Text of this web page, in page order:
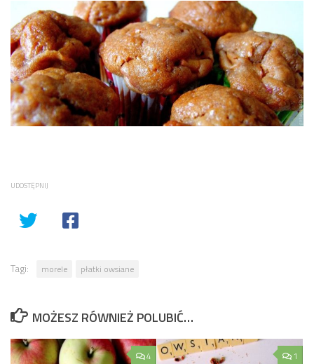
UDOSTĘPNIJ
Tagi: morele płatki owsiane
MOŻESZ RÓWNIEŻ POLUBIĆ…
4 1